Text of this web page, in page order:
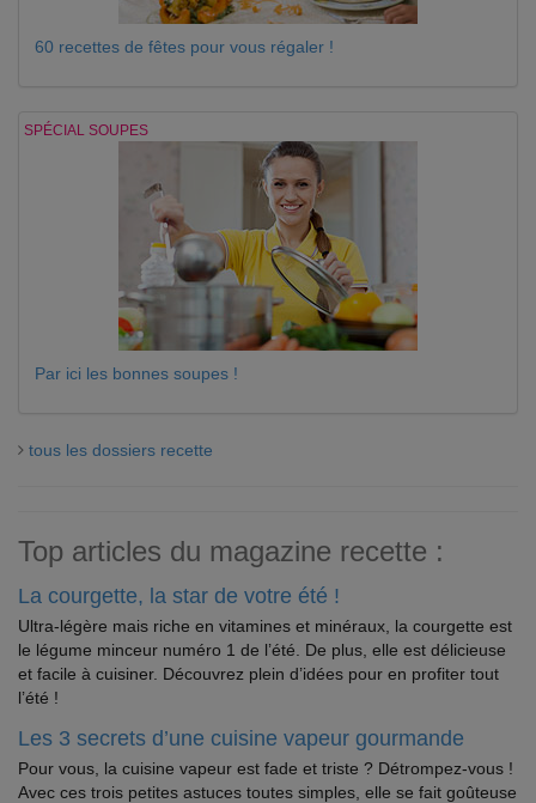
60 recettes de fêtes pour vous régaler !
SPÉCIAL SOUPES
Par ici les bonnes soupes !
tous les dossiers recette
Top articles du magazine recette :
La courgette, la star de votre été !
Ultra-légère mais riche en vitamines et minéraux, la courgette est
le légume minceur numéro 1 de l’été. De plus, elle est délicieuse
et facile à cuisiner. Découvrez plein d’idées pour en profiter tout
l’été !
Les 3 secrets d’une cuisine vapeur gourmande
Pour vous, la cuisine vapeur est fade et triste ? Détrompez-vous !
Avec ces trois petites astuces toutes simples, elle se fait goûteuse